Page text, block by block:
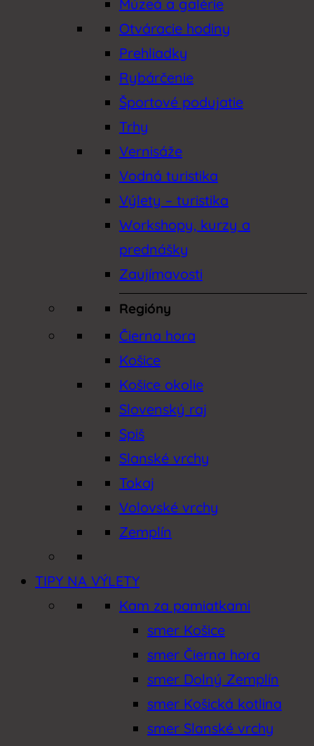
Lokálne poklady
Výlety – turistika
Workshopy, kurzy a prednášky
Múzeá a galérie
Otváracie hodiny
Prehliadky
Rybárčenie
Športové podujatie
Trhy
Vernisáže
Vodná turistika
Výlety – turistika
Workshopy, kurzy a
prednášky
Zaujímavosti
Regióny
Čierna hora
Košice
Košice okolie
Slovenský raj
Spiš
Slanské vrchy
Tokaj
Volovské vrchy
Zemplín
TIPY NA VÝLETY
Kam za pamiatkami
smer Košice
smer Čierna hora
smer Dolný Zemplín
smer Košická kotlina
smer Slanské vrchy